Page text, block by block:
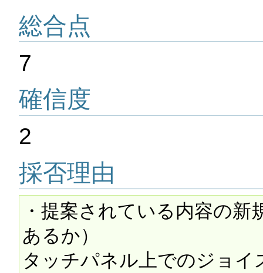
総合点
7
確信度
2
採否理由
・提案されている内容の
あるか）
タッチパネル上でのジョ